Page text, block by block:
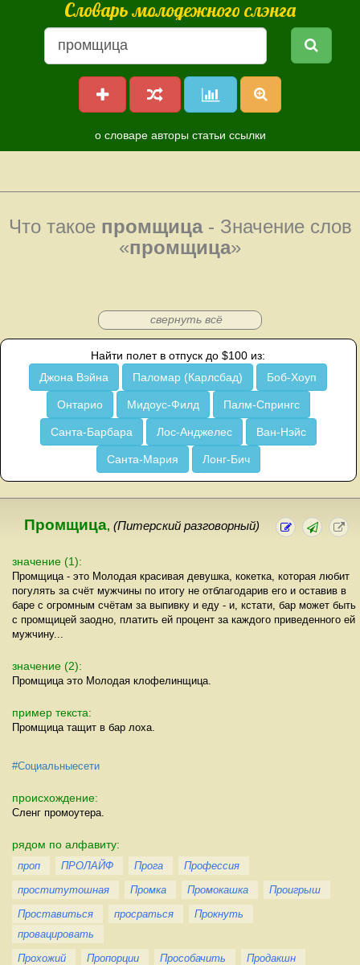
Словарь молодежного слэнга
о словаре авторы статьи ссылки
Что такое промщица- Значение слов
«промщица»
свернуть всё
Найти полет в отпуск до $100 из:
Джона Вэйна
Паломар (Карлсбад) Боб-Хоуп
Онтарио Мидоус-Филд Палм-Спрингс
Санта-Барбара Лос-Анджелес Ван-Нэйс
Санта-Мария Лонг-Бич
Промщица, (Питерский разговорный)
значение (1):
Промщица - это Молодая красивая девушка, кокетка, которая любит
погулять за счёт мужчины по итогу не отблагодарив его и оставив в
баре с огромным счётам за выпивку и еду - и, кстати, бар может быть
с промщицей заодно, платить ей процент за каждого приведенного ей
мужчину...
значение (2):
Промщица это Молодая клофелинщица.
пример текста:
Промщица тащит в бар лоха.
#Социальныесети
происхождение:
Сленг промоутера.
рядом по алфавиту:
проп ПРОЛАЙФ Прога
Профессия
проститутошная
Промка Промокашка
Проигрыш
Проставиться
просраться
Прокнуть
провацировать
Прохожий
Пропорции Прособачить Продакшн